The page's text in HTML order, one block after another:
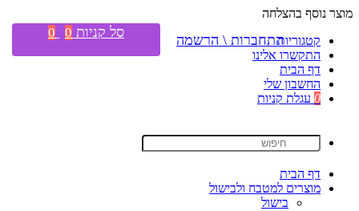
מוצר נוסף בהצלחה
קטגוריות
התקשרו אלינו
דף הבית
החשבון שלי
0 עגלת קניות
דף הבית
מוצרים למטבח ולבישול
בישול
התחברות \ הרשמה סל קניות 0
0